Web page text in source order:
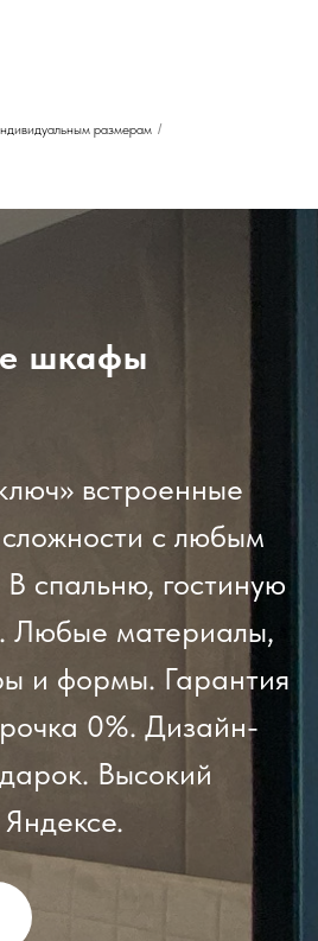
размерам /
шкафы
встроенные
с любым
спальню, гостиную
Любые материалы,
и формы. Гарантия
0%. Дизайн-
Высокий